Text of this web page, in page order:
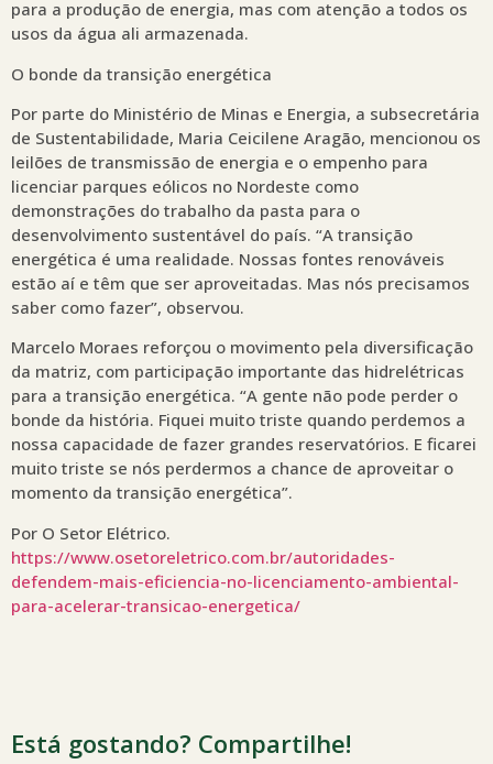
para a produção de energia, mas com atenção a todos os
usos da água ali armazenada.
O bonde da transição energética
Por parte do Ministério de Minas e Energia, a subsecretária
de Sustentabilidade, Maria Ceicilene Aragão, mencionou os
leilões de transmissão de energia e o empenho para
licenciar parques eólicos no Nordeste como
demonstrações do trabalho da pasta para o
desenvolvimento sustentável do país. “A transição
energética é uma realidade. Nossas fontes renováveis
estão aí e têm que ser aproveitadas. Mas nós precisamos
saber como fazer”, observou.
Marcelo Moraes reforçou o movimento pela diversificação
da matriz, com participação importante das hidrelétricas
para a transição energética. “A gente não pode perder o
bonde da história. Fiquei muito triste quando perdemos a
nossa capacidade de fazer grandes reservatórios. E ficarei
muito triste se nós perdermos a chance de aproveitar o
momento da transição energética”.
Por O Setor Elétrico.
https://www.osetoreletrico.com.br/autoridades-
defendem-mais-eficiencia-no-licenciamento-ambiental-
para-acelerar-transicao-energetica/
Está gostando? Compartilhe!